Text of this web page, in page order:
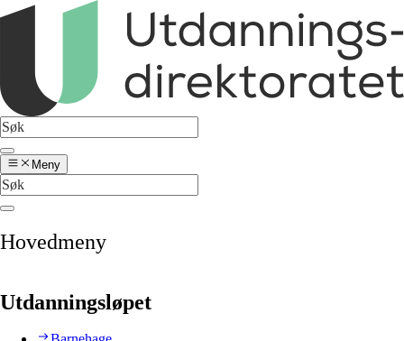
Meny
Hovedmeny
Utdanningsløpet